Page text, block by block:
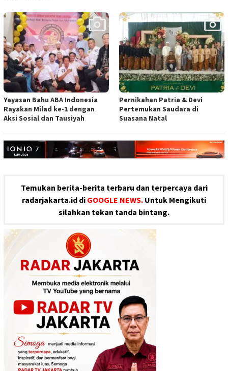
Yayasan Bahu ABA Indonesia
Rayakan Milad ke-1 dengan
Aksi Sosial dan Tausiyah
Pernikahan Patria & Devi
Pertemukan Saudara di
Suasana Natal
Temukan berita-berita terbaru dan terpercaya dari
radarjakarta.id di GOOGLE NEWS. Untuk Mengikuti
silahkan tekan tanda bintang.